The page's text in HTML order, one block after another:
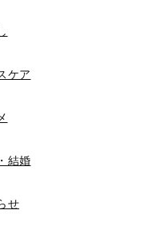
ケア
結婚
せ